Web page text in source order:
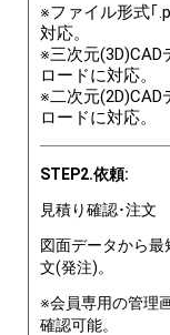
※ファイル形式｢
対応。
※三次元
ロードに対応。
※二次元
ロードに対応。
STEP2.依頼:
見積り確認･注文
図面データから最
文(発注)。
※会員専用の管理
確認可能。